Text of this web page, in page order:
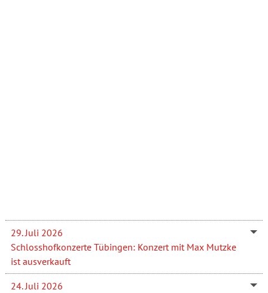
29. Juli 2026
Schlosshofkonzerte Tübingen: Konzert mit Max Mutzke
ist ausverkauft
24. Juli 2026